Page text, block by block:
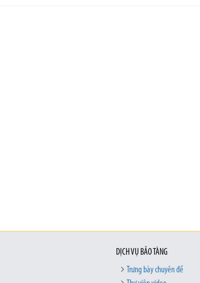
DỊCH VỤ BẢO TÀNG
Trưng bày chuyên đề